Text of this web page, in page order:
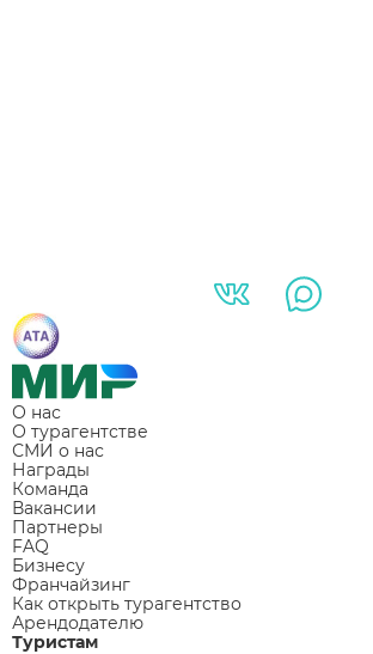
О нас
О турагентстве
СМИ о нас
Награды
Команда
Вакансии
Партнеры
FAQ
Бизнесу
Франчайзинг
Как открыть турагентство
Арендодателю
Туристам